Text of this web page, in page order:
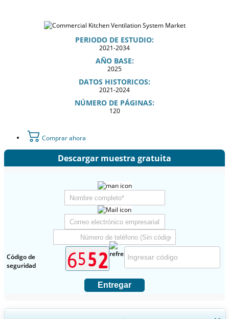
PERIODO DE ESTUDIO:
2021-2034
AÑO BASE:
2025
DATOS HISTORICOS:
2021-2024
NÚMERO DE PÁGINAS:
120
Comprar ahora
Descargar muestra gratuita
Código de
seguridad
Entregar